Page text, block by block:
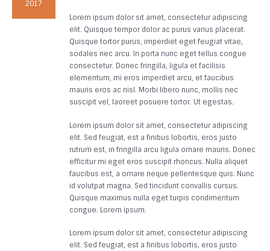
2017
Lorem ipsum dolor sit amet, consectetur adipiscing
elit. Quisque tempor dolor ac purus varius placerat.
Quisque tortor purus, imperdiet eget feugiat vitae,
sodales nec arcu. In porta nunc eget tellus congue
consectetur. Donec fringilla, ligula et facilisis
elementum, mi eros imperdiet arcu, et faucibus
mauris eros ac nisl. Morbi libero nunc, mollis nec
suscipit vel, laoreet posuere tortor. Ut egestas.
Lorem ipsum dolor sit amet, consectetur adipiscing
elit. Sed feugiat, est a finibus lobortis, eros justo
rutrum est, in fringilla arcu ligula ornare mauris. Donec
efficitur mi eget eros suscipit rhoncus. Nulla aliquet
faucibus est, a ornare neque pellentesque quis. Nunc
id volutpat magna. Sed tincidunt convallis cursus.
Quisque maximus nulla eget turpis condimentum
congue. Lorem ipsum.
Lorem ipsum dolor sit amet, consectetur adipiscing
elit. Sed feugiat, est a finibus lobortis, eros justo